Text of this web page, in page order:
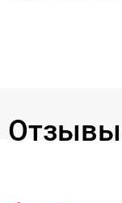
Отзывы